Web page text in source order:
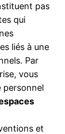
pas
qui
liés à une
Par
vous
personnel
et